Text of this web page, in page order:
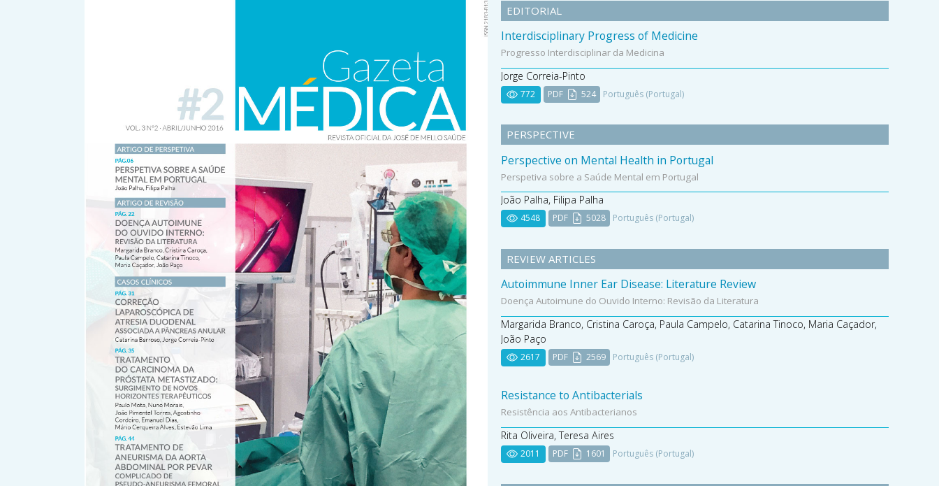
EDITORIAL
Interdisciplinary Progress of Medicine
Progresso Interdisciplinar da Medicina
Jorge Correia-Pinto
772 PDF 524 Português (Portugal)
PERSPECTIVE
Perspective on Mental Health in Portugal
Perspetiva sobre a Saúde Mental em Portugal
João Palha, Filipa Palha
4548 PDF 5028 Português (Portugal)
REVIEW ARTICLES
Autoimmune Inner Ear Disease: Literature Review
Doença Autoimune do Ouvido Interno: Revisão da Literatura
Margarida Branco, Cristina Caroça, Paula Campelo, Catarina Tinoco, Maria Caçador,
João Paço
2617 PDF 2569 Português (Portugal)
Resistance to Antibacterials
Resistência aos Antibacterianos
Rita Oliveira, Teresa Aires
2011 PDF 1601 Português (Portugal)